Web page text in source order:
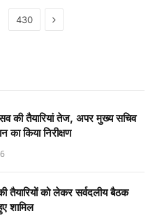
430 Next
की तैयारियां तेज, अपर मुख्य सचिव
का किया निरीक्षण
तैयारियों को लेकर सर्वदलीय बैठक
शामिल